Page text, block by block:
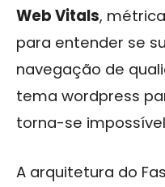
Web Vitals,
para entender se
navegação de
tema wordpress
torna-se
A arquitetura do